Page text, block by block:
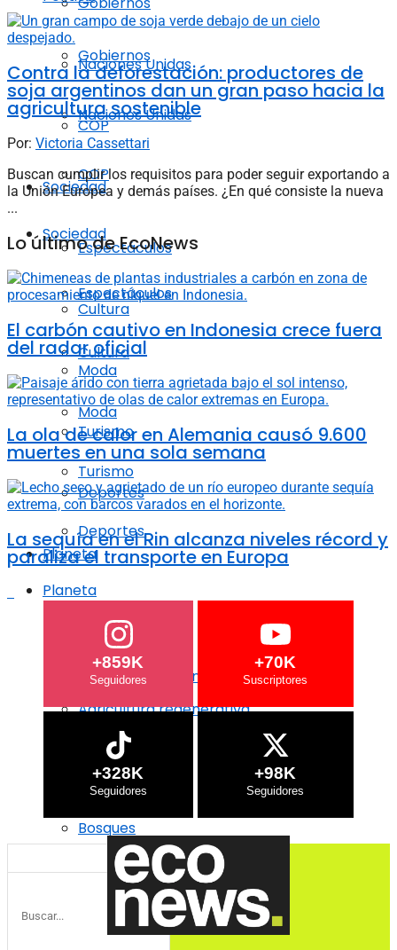
Naciones Unidas
COP
Sociedad
Espectáculos
Cultura
Moda
Turismo
Deportes
Planeta
Crisis Climática
Agricultura regenerativa
Océanos
Bosques
Gobiernos
Naciones Unidas
COP
Sociedad
Espectáculos
Cultura
Moda
Turismo
Deportes
Planeta
Crisis Climática
Agricultura regenerativa
Océanos
Bosques
Contra la deforestación: productores de
soja argentinos dan un gran paso hacia la
agricultura sostenible
Por: Victoria Cassettari
Buscan cumplir los requisitos para poder seguir exportando a
la Unión Europea y demás países. ¿En qué consiste la nueva
...
Lo último de EcoNews
El carbón cautivo en Indonesia crece fuera
del radar oficial
La ola de calor en Alemania causó 9.600
muertes en una sola semana
La sequía en el Rin alcanza niveles récord y
paraliza el transporte en Europa
+859K +70K
+328K +98K